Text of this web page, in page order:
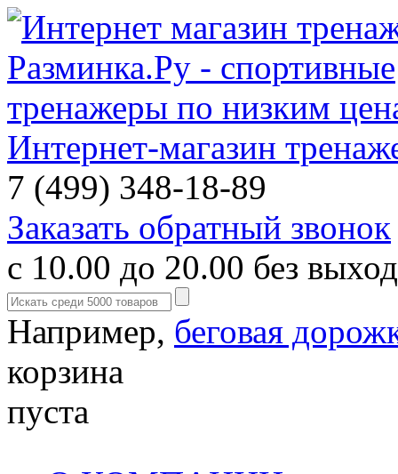
Интернет-магазин
7 (499) 348-18-89
Заказать обратный звонок
с 10.00 до 20.00 без
Например, беговая
корзина
пуста